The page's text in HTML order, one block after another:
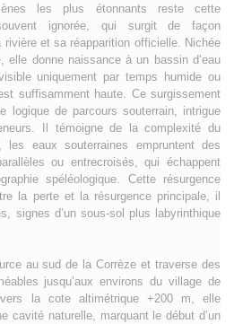
les plus étonnants reste cette
ignorée, qui surgit de façon
rivière et sa réapparition officielle. Nichée
elle donne naissance à un bassin d’eau
uniquement par temps humide ou
suffisamment haute. Ce surgissement
logique de parcours souterrain, intrigue
Il témoigne de la complexité du
eaux souterraines empruntent des
ou entrecroisés, qui échappent
spéléologique. Cette résurgence
la perte et la résurgence principale, il
signes d’un sous-sol plus labyrinthique
au sud de la Corrèze et traverse des
jusqu’aux environs du village de
la cote altimétrique +200 m, elle
cavité naturelle, marquant le début d’un